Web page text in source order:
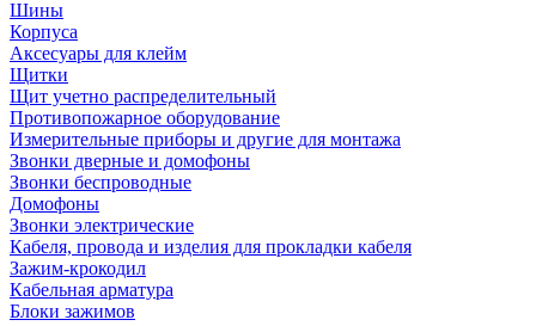
Шины
Корпуса
Аксесуары для клейм
Щитки
Щит учетно распределительный
Противопожарное оборудование
Измерительные приборы и другие для монтажа
Звонки дверные и домофоны
Звонки беспроводные
Домофоны
Звонки электрические
Кабеля, провода и изделия для прокладки кабеля
Зажим-крокодил
Кабельная арматура
Блоки зажимов